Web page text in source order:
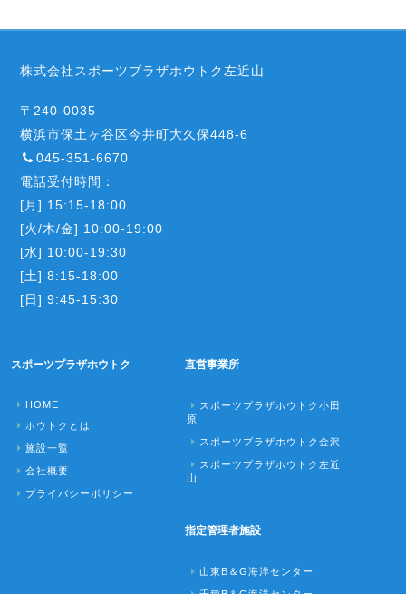
株式会社スポーツプラザホウトク左近山
〒240-0035
横浜市保土ヶ谷区今井町大久保448-6
045-351-6670
電話受付時間：
[月] 15:15-18:00
[火/木/金] 10:00-19:00
[水] 10:00-19:30
[土] 8:15-18:00
[日] 9:45-15:30
スポーツプラザホウトク
HOME
ホウトクとは
施設一覧
会社概要
プライバシーポリシー
直営事業所
スポーツプラザホウトク小田
原
スポーツプラザホウトク金沢
スポーツプラザホウトク左近
山
指定管理者施設
山東B＆G海洋センター